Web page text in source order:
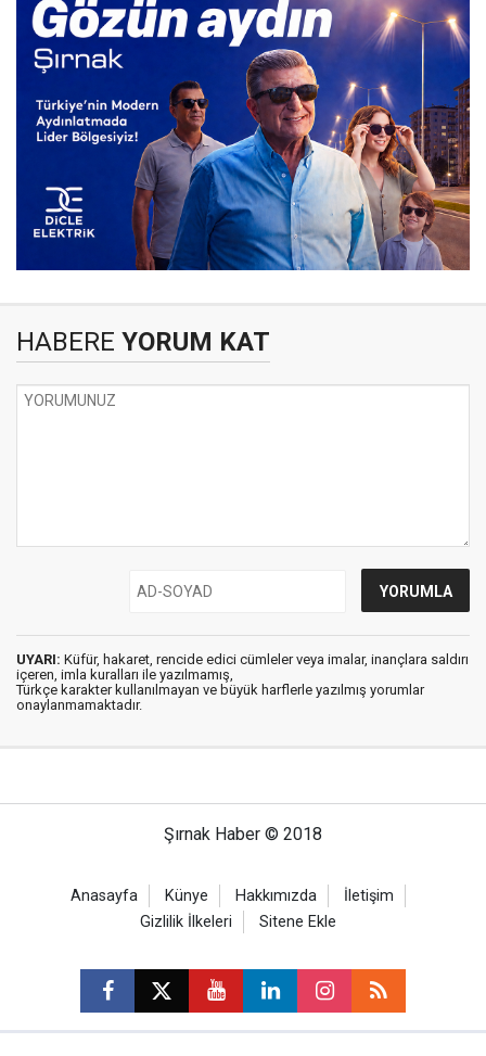
HABERE YORUM KAT
UYARI: Küfür, hakaret, rencide edici cümleler veya imalar, inançlara saldırı
içeren, imla kuralları ile yazılmamış,
Türkçe karakter kullanılmayan ve büyük harflerle yazılmış yorumlar
onaylanmamaktadır.
Şırnak Haber © 2018
Anasayfa Künye Hakkımızda
İletişim
Gizlilik İlkeleri
Sitene Ekle